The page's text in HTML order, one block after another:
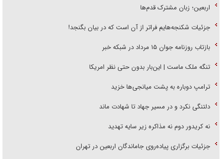
اربعین؛ زبان مشترک قدم‌ها
جزئیات شکنجه‌هایم فراتر از آن است که در بیان بگنجد!
بازتاب روزنامه جوان ۱۵ مرداد در شبکه خبر
تنگه ملک ماست | این‌بار بدون حتی نظر امریکا
ترامپ دوباره به پشت میانجی‌ها خزید
دلتنگی نکرد و در مسیر جهاد تا شهادت ماند
نه کریدور دوم نه مذاکره زیر سایه تهدید
جزئیات برگزاری پیاده‌روی جاماندگان اربعین در تهران